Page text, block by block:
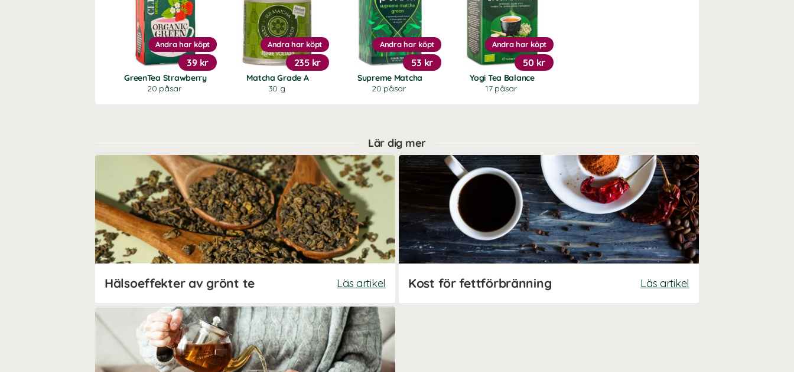
GreenTea Strawberry
20 påsar
Andra har köpt
39 kr
Matcha Grade A
30 g
Andra har köpt
235 kr
Supreme Matcha
20 påsar
Andra har köpt
53 kr
Yogi Tea Balance
17 påsar
Andra har köpt
50 kr
Lär dig mer
Hälsoeffekter av grönt te Läs artikel Kost för fettförbränning Läs artikel